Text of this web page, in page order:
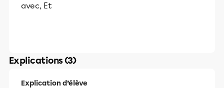
avec, Et
Explications (3)
Explication d’élève